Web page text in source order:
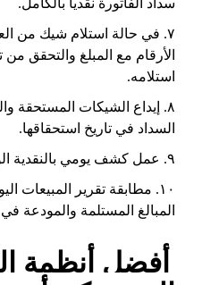
٧. في حالة استلام شيك من
الأرقام مع المبلغ والتحقق
استلامه.
٨. إيداع الشيكات المستحقة
السداد في تاريخ استحقاقها.
٩. عمل كشف يومي بالنقدية الواردة والصادرة.
١٠. مطابقة تقرير المبيعات
المبالغ المستلمة والمودعة
أفضل أنظمة